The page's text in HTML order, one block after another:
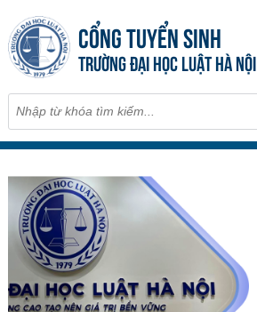
CỔNG TUYỂN SINH
TRƯỜNG ĐẠI HỌC LUẬT HÀ NỘI